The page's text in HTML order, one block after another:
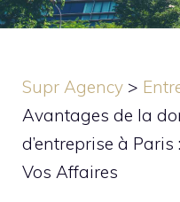
Supr Agency >
Avantages de la
d’entreprise à
Vos Affaires